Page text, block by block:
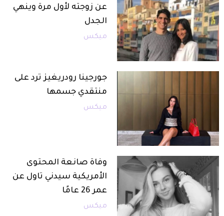
عن زوجته لأول مرة وينهي
الجدل
ميكس
جورجينا رودريغيز ترد على
منتقدي جسمها
ميكس
وفاة صانعة المحتوى
الأمريكية سيدني تاول عن
عمر 26 عامًا
ميكس